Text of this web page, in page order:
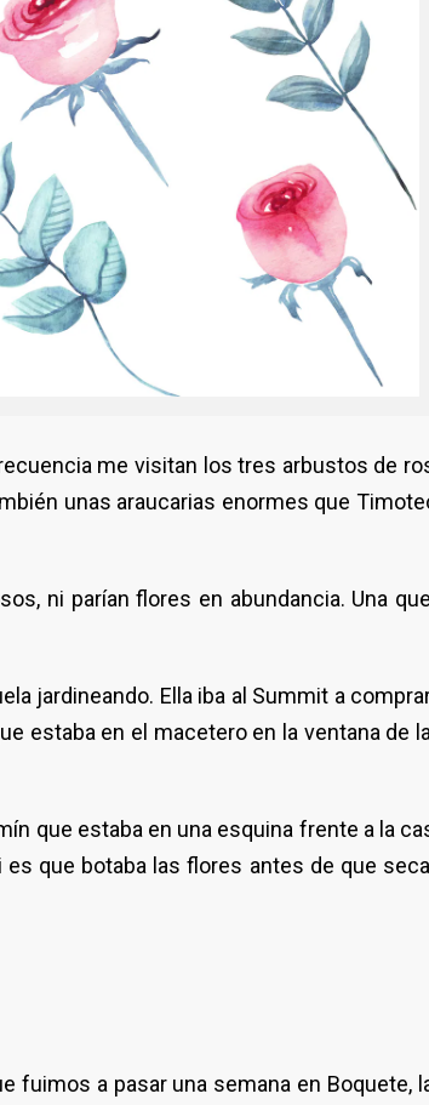
me visitan los tres arbustos de
unas araucarias enormes que
ni parían flores en abundancia. Una
jardineando. Ella iba al Summit a
estaba en el macetero en la ventana de
que estaba en una esquina frente a la
es que botaba las flores antes de que
fuimos a pasar una semana en Boquete,